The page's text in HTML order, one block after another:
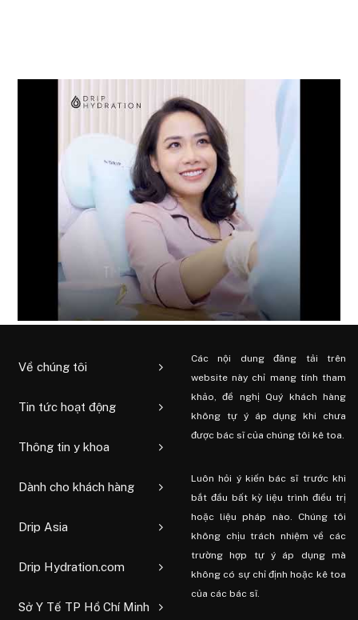
Về chúng tôi
Tin tức hoạt động
Thông tin y khoa
Dành cho khách hàng
Drip Asia
Drip Hydration.com
Sở Y Tế TP Hồ Chí Minh
Các nội dung đăng tải trên
website này chỉ mang tính tham
khảo, đề nghị Quý khách hàng
không tự ý áp dụng khi chưa
được bác sĩ của chúng tôi kê toa.
Luôn hỏi ý kiến ​​bác sĩ trước khi
bắt đầu bất kỳ liệu trình điều trị
hoặc liệu pháp nào. Chúng tôi
không chịu trách nhiệm về các
trường hợp tự ý áp dụng mà
không có sự chỉ định hoặc kê toa
của các bác sĩ.